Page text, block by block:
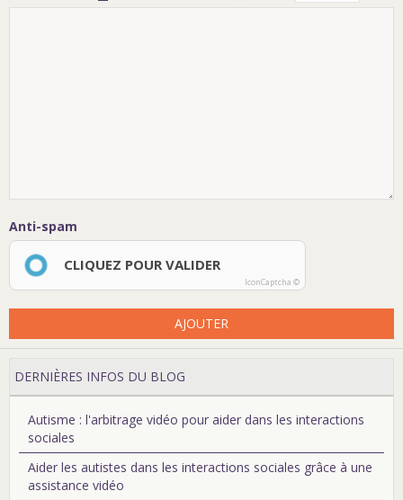
Anti-spam
CLIQUEZ POUR VALIDER
IconCaptcha ©
AJOUTER
DERNIÈRES INFOS DU BLOG
Autisme : l'arbitrage vidéo pour aider dans les interactions
sociales
Aider les autistes dans les interactions sociales grâce à une
assistance vidéo